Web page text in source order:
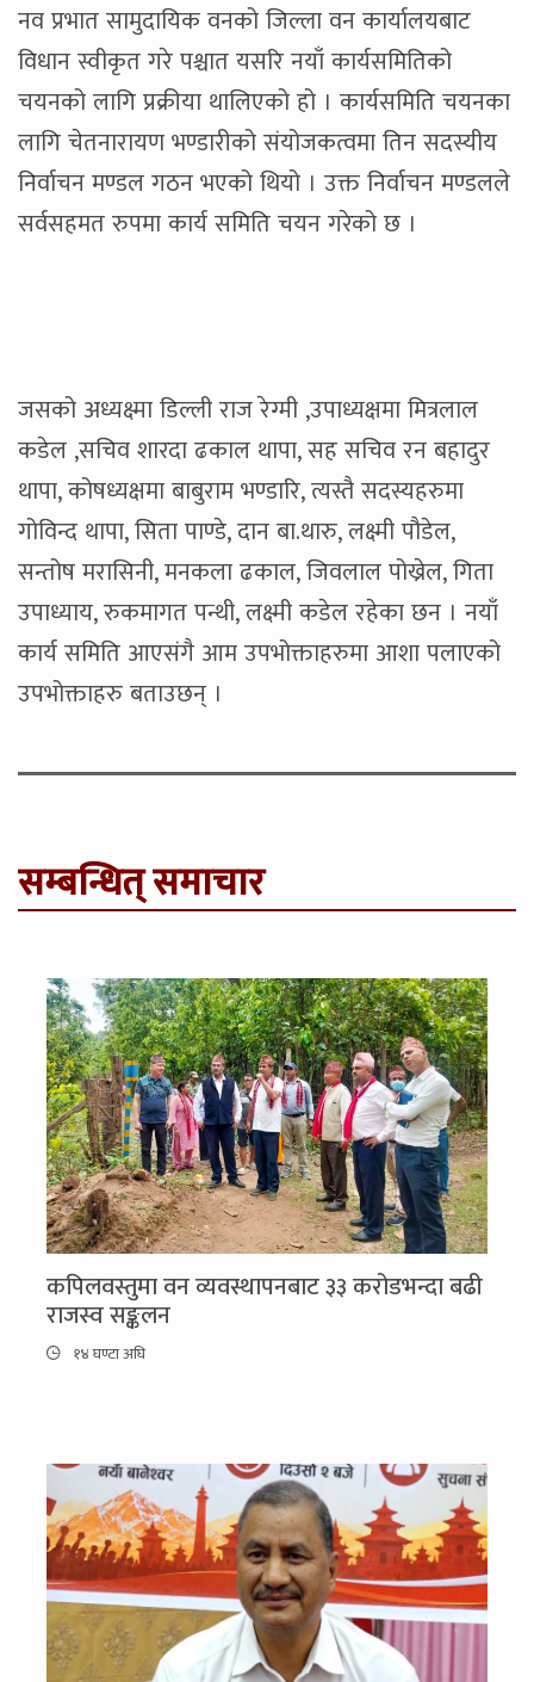
नव प्रभात सामुदायिक वनको जिल्ला वन कार्यालयबाट
विधान स्वीकृत गरे पश्चात यसरि नयाँ कार्यसमितिको
चयनको लागि प्रक्रीया थालिएको हो । कार्यसमिति चयनका
लागि चेतनारायण भण्डारीको संयोजकत्वमा तिन सदस्यीय
निर्वाचन मण्डल गठन भएको थियो । उक्त निर्वाचन मण्डलले
सर्वसहमत रुपमा कार्य समिति चयन गरेको छ ।
जसको अध्यक्ष्मा डिल्ली राज रेग्मी ,उपाध्यक्षमा मित्रलाल
कडेल ,सचिव शारदा ढकाल थापा, सह सचिव रन बहादुर
थापा, कोषध्यक्षमा बाबुराम भण्डारि, त्यस्तै सदस्यहरुमा
गोविन्द थापा, सिता पाण्डे, दान बा.थारु, लक्ष्मी पौडेल,
सन्तोष मरासिनी, मनकला ढकाल, जिवलाल पोख्रेल, गिता
उपाध्याय, रुकमागत पन्थी, लक्ष्मी कडेल रहेका छन । नयाँ
कार्य समिति आएसंगै आम उपभोक्ताहरुमा आशा पलाएको
उपभोक्ताहरु बताउछन् ।
सम्बन्धित् समाचार
कपिलवस्तुमा वन व्यवस्थापनबाट ३३ करोडभन्दा बढी
राजस्व सङ्कलन
१४ घण्टा अघि